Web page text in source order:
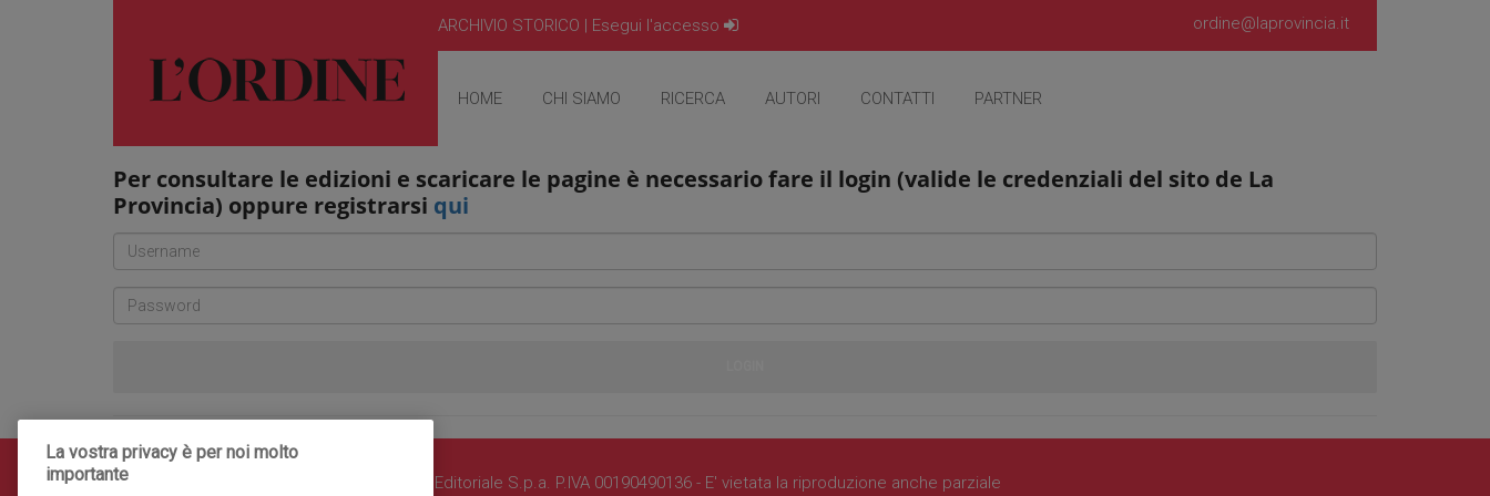
ARCHIVIO STORICO | Esegui l'accesso ordine@laprovincia.it
HOME CHI SIAMO RICERCA AUTORI CONTATTI PARTNER
Per consultare le edizioni e scaricare le pagine è necessario fare il login (valide le credenziali del sito de La
Provincia) oppure registrarsi qui
© COPYRIGHT 2018 - La Provincia di Como Editoriale S.p.a. P.IVA 00190490136 - E' vietata la riproduzione anche parziale
La vostra privacy è per noi molto
importante